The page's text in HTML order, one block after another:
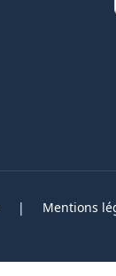
| Mentions